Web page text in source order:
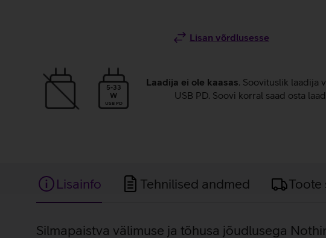
Lisan võrdlusesse
5-33
W
USB PD
Laadija ei ole kaasas. Soovituslik laadija
USB PD. Soovi korral saad osta
Lisainfo Tehnilised andmed Toote
Silmapaistva välimuse ja tõhusa jõudlusega